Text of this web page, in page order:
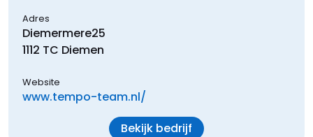
Adres
Diemermere25
1112 TC Diemen
Website
www.tempo-team.nl/
Bekijk bedrijf